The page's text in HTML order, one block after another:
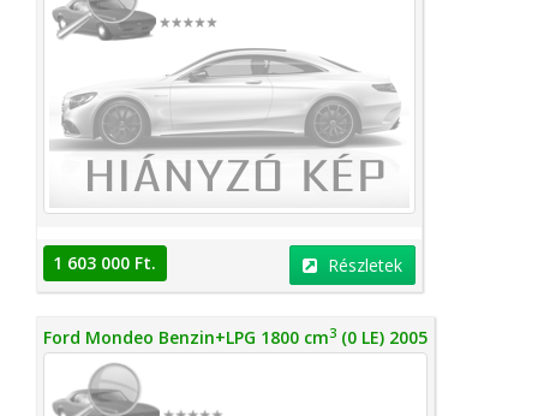
1 603 000 Ft. Részletek
Ford Mondeo Benzin+LPG 1800 cm3 (0 LE) 2005